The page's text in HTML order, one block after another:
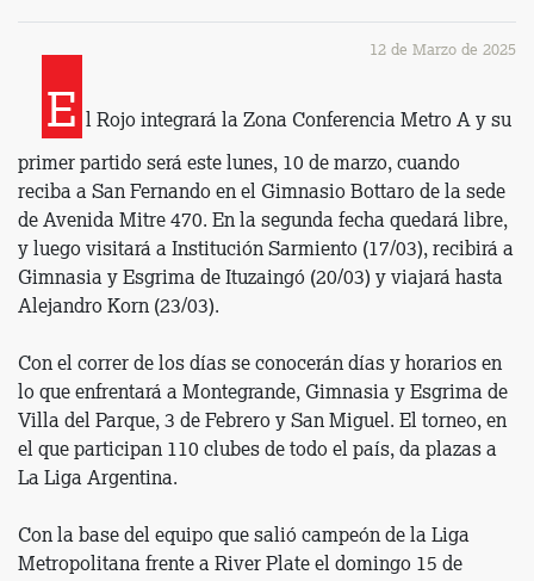
12 de Marzo de 2025
E l Rojo integrará la Zona Conferencia Metro A y su
primer partido será este lunes, 10 de marzo, cuando
reciba a San Fernando en el Gimnasio Bottaro de la sede
de Avenida Mitre 470. En la segunda fecha quedará libre,
y luego visitará a Institución Sarmiento (17/03), recibirá a
Gimnasia y Esgrima de Ituzaingó (20/03) y viajará hasta
Alejandro Korn (23/03).
Con el correr de los días se conocerán días y horarios en
lo que enfrentará a Montegrande, Gimnasia y Esgrima de
Villa del Parque, 3 de Febrero y San Miguel. El torneo, en
el que participan 110 clubes de todo el país, da plazas a
La Liga Argentina.
Con la base del equipo que salió campeón de la Liga
Metropolitana frente a River Plate el domingo 15 de